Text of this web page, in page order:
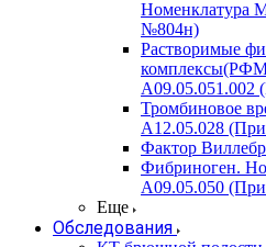
Номенклатура
№804н)
Растворимые
A09.05.051.002
Тромбиновое
A12.05.028
Фактор
Фибриноген.
A09.05.050
Еще
Обследования